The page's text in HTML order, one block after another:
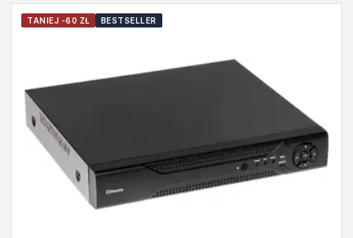
TANIEJ -60 ZŁ BESTSELLER